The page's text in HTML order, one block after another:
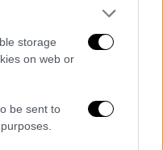
storage
on web or
be sent to
ειδικών
εστιάζοντας,
όπως: